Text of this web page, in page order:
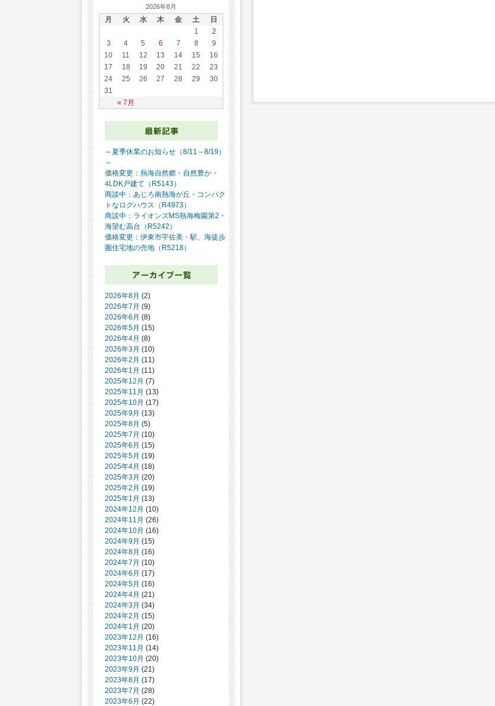
2026年8月
月 火 水 木 金 土 日
« 7月
1
2
3
4 5 6 7 8
9
10
11 12 13 14 15
16
17
18 19 20 21 22
23
24
25 26 27 28 29
30
31
～夏季休業のお知らせ（8/11～8/19）
～
価格変更：熱海自然郷・自然豊か・
4LDK戸建て（R5143）
商談中：あじろ南熱海が丘・コンパク
トなログハウス（R4973）
商談中：ライオンズMS熱海梅園第2・
海望む高台（R5242）
価格変更：伊東市宇佐美・駅、海徒歩
圏住宅地の売地（R5218）
2026年8月 (2)
2026年7月 (9)
2026年6月 (8)
2026年5月 (15)
2026年4月 (8)
2026年3月 (10)
2026年2月 (11)
2026年1月 (11)
2025年12月 (7)
2025年11月 (13)
2025年10月 (17)
2025年9月 (13)
2025年8月 (5)
2025年7月 (10)
2025年6月 (15)
2025年5月 (19)
2025年4月 (18)
2025年3月 (20)
2025年2月 (19)
2025年1月 (13)
2024年12月 (10)
2024年11月 (26)
2024年10月 (16)
2024年9月 (15)
2024年8月 (16)
2024年7月 (10)
2024年6月 (17)
2024年5月 (16)
2024年4月 (21)
2024年3月 (34)
2024年2月 (15)
2024年1月 (20)
2023年12月 (16)
2023年11月 (14)
2023年10月 (20)
2023年9月 (21)
2023年8月 (17)
2023年7月 (28)
2023年6月 (22)